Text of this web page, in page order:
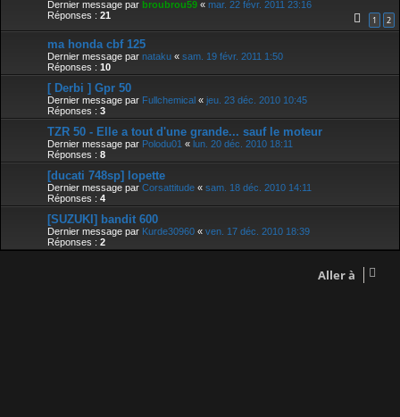
Dernier message par broubrou59 « mar. 22 févr. 2011 23:16
Réponses : 21 1 2
ma honda cbf 125
Dernier message par nataku « sam. 19 févr. 2011 1:50
Réponses : 10
[ Derbi ] Gpr 50
Dernier message par Fullchemical « jeu. 23 déc. 2010 10:45
Réponses : 3
TZR 50 - Elle a tout d'une grande... sauf le moteur
Dernier message par Polodu01 « lun. 20 déc. 2010 18:11
Réponses : 8
[ducati 748sp] lopette
Dernier message par Corsattitude « sam. 18 déc. 2010 14:11
Réponses : 4
[SUZUKI] bandit 600
Dernier message par Kurde30960 « ven. 17 déc. 2010 18:39
Réponses : 2
Aller à